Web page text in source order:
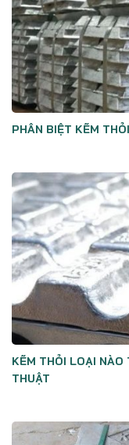
PHÂN BIỆT KẼM
KẼM THỎI LOẠI
THUẬT